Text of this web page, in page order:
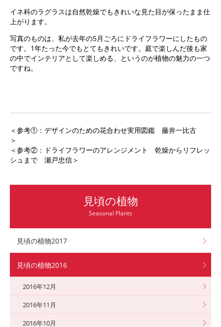
イネ科のラグラスは自然乾燥でもきれいな見た目が保ったまま仕
上がります。
写真のものは、私が去年の5月ごろにドライフラワーにしたもの
です。1年たった今でもとてもきれいです。庭で楽しんだ後も家
の中でインテリアとして楽しめる、というのが植物の魅力の一つ
ですね。
＜参考①：デザインのための花合わせ実用図鑑 藤井一比古
＞
＜参考②：ドライフラワーのアレンジメント 乾燥からリフレッ
シュまで 瀬戸忠信＞
見頃の植物
Seasonal Plants
見頃の植物2017
見頃の植物2016
2016年12月
2016年11月
2016年10月